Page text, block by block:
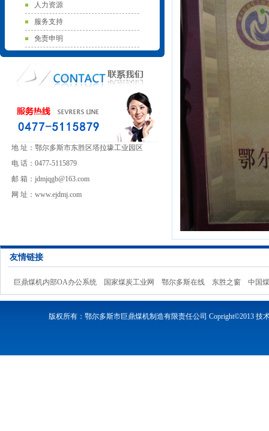
人力资源
服务支持
免责申明
地 址：鄂尔多斯市东胜区塔拉壕工业园区
电 话：0477-5115879
邮 箱：jdmjqgb@163.com
网 址：www.ejdmj.com
友情链接
巨鼎煤机内部OA办公系统 国家煤炭工业网 鄂尔多斯在线 东胜之窗 中国
版权所有：鄂尔多斯市巨鼎煤机制造有限责任公司 Copright©2013 技